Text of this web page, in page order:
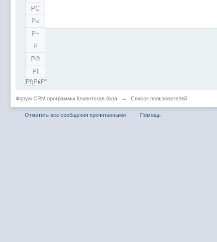
РЄ
Р«
Р¬
Р­
Р®
РЇ
РђРќР“
Форум CRM программы Клиентская база → Список пользователей
Отметить все сообщения прочитанными Помощь